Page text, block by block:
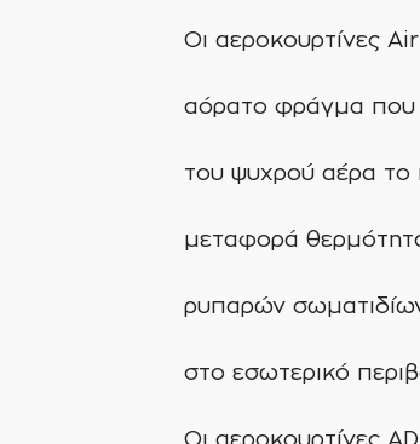
Οι αεροκουρτίνες
αόρατο φράγμα που
του ψυχρού αέρα το
μεταφορά
ρυπαρών
στο εσωτερικό